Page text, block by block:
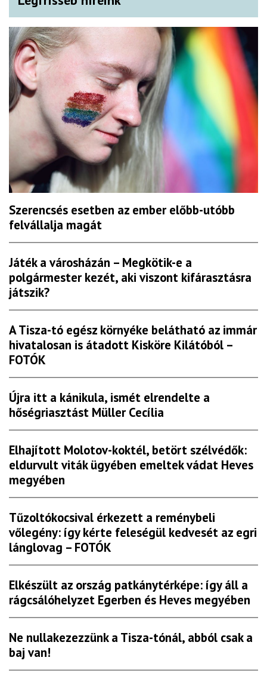
Szerencsés esetben az ember előbb-utóbb
felvállalja magát
Játék a városházán – Megkötik-e a
polgármester kezét, aki viszont kifárasztásra
játszik?
A Tisza-tó egész környéke belátható az immár
hivatalosan is átadott Kisköre Kilátóból –
FOTÓK
Újra itt a kánikula, ismét elrendelte a
hőségriasztást Müller Cecília
Elhajított Molotov-koktél, betört szélvédők:
eldurvult viták ügyében emeltek vádat Heves
megyében
Tűzoltókocsival érkezett a reménybeli
vőlegény: így kérte feleségül kedvesét az egri
lánglovag – FOTÓK
Elkészült az ország patkánytérképe: így áll a
rágcsálóhelyzet Egerben és Heves megyében
Ne nullakezezzünk a Tisza-tónál, abból csak a
baj van!